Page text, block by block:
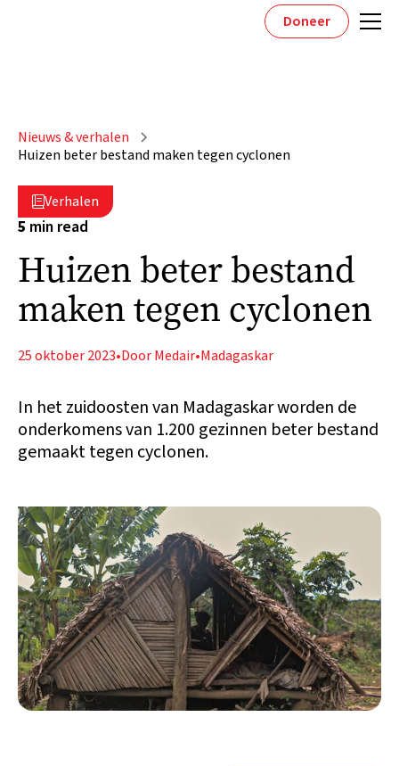
Doneer
Nieuws & verhalen
Huizen beter bestand maken tegen cyclonen
Verhalen
5 min read
Huizen beter bestand
maken tegen cyclonen
25 oktober 2023•Door Medair•Madagaskar
In het zuidoosten van Madagaskar worden de
onderkomens van 1.200 gezinnen beter bestand
gemaakt tegen cyclonen.